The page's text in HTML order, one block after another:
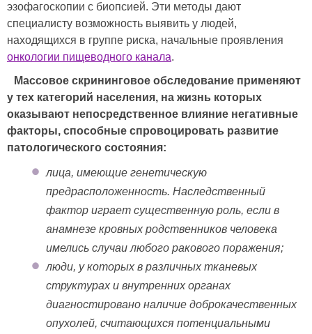
эзофагоскопии с биопсией. Эти методы дают
специалисту возможность выявить у людей,
находящихся в группе риска, начальные проявления
онкологии пищеводного канала.
Массовое скрининговое обследование применяют
у тех категорий населения, на жизнь которых
оказывают непосредственное влияние негативные
факторы, способные спровоцировать развитие
патологического состояния:
лица, имеющие генетическую
предрасположенность. Наследственный
фактор играет существенную роль, если в
анамнезе кровных родственников человека
имелись случаи любого ракового поражения;
люди, у которых в различных тканевых
структурах и внутренних органах
диагностировано наличие доброкачественных
опухолей, считающихся потенциальными